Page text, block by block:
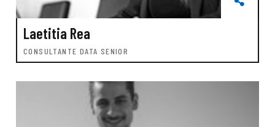
Laetitia Rea
CONSULTANTE DATA SENIOR